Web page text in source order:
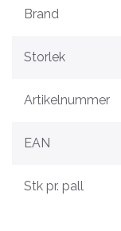
Brand
Storlek
Artikelnummer
EAN
Stk pr. pall